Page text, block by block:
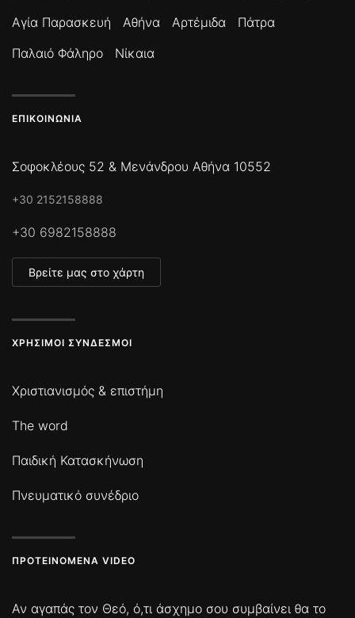
Αγία Παρασκευή
Αθήνα Αρτέμιδα
Πάτρα
Παλαιό Φάληρο
Νίκαια
ΕΠΙΚΟΙΝΩΝΊΑ
Σοφοκλέους 52 & Μενάνδρου Αθήνα 10552
+30 2152158888
+30 6982158888
Βρείτε μας στο χάρτη
ΧΡΉΣΙΜΟΙ ΣΎΝΔΕΣΜΟΙ
Χριστιανισμός & επιστήμη
The word
Παιδική Κατασκήνωση
Πνευματικό συνέδριο
ΠΡΟΤΕΙΝΌΜΕΝΑ VIDEO
Αν αγαπάς τον Θεό, ό,τι άσχημο σου συμβαίνει θα το